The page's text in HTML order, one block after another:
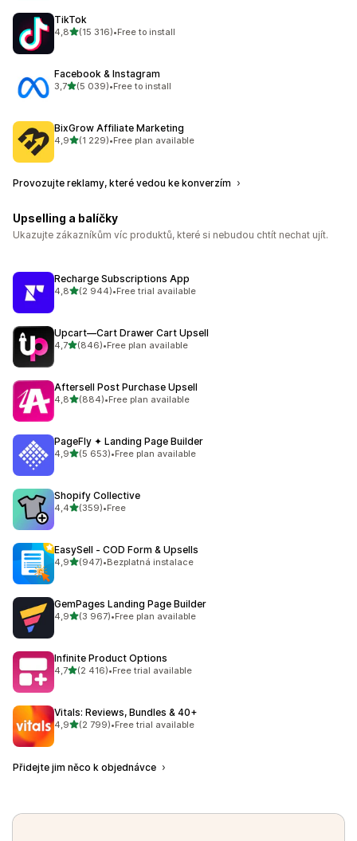
TikTok
4,8z 5 hvězd
(15 316)
Celkový počet recenzí: 15316
•Free to install
Facebook & Instagram
3,7z 5 hvězd
(5 039)
Celkový počet recenzí: 5039
•Free to install
BixGrow Affiliate Marketing
4,9z 5 hvězd
(1 229)
Celkový počet recenzí: 1229
•Free plan available
Provozujte reklamy, které vedou ke konverzím
Upselling a balíčky
Ukazujte zákazníkům víc produktů, které si nebudou chtít nechat ujít.
Recharge Subscriptions App
4,8z 5 hvězd
(2 944)
Celkový počet recenzí: 2944
•Free trial available
Upcart—Cart Drawer Cart Upsell
4,7z 5 hvězd
(846)
Celkový počet recenzí: 846
•Free plan available
Aftersell Post Purchase Upsell
4,8z 5 hvězd
(884)
Celkový počet recenzí: 884
•Free plan available
PageFly ✦ Landing Page Builder
4,9z 5 hvězd
(5 653)
Celkový počet recenzí: 5653
•Free plan available
Shopify Collective
4,4z 5 hvězd
(359)
Celkový počet recenzí: 359
•Free
EasySell ‑ COD Form & Upsells
4,9z 5 hvězd
(947)
Celkový počet recenzí: 947
•Bezplatná instalace
GemPages Landing Page Builder
4,9z 5 hvězd
(3 967)
Celkový počet recenzí: 3967
•Free plan available
Infinite Product Options
4,7z 5 hvězd
(2 416)
Celkový počet recenzí: 2416
•Free trial available
Vitals: Reviews, Bundles & 40+
4,9z 5 hvězd
(2 799)
Celkový počet recenzí: 2799
•Free trial available
Přidejte jim něco k objednávce